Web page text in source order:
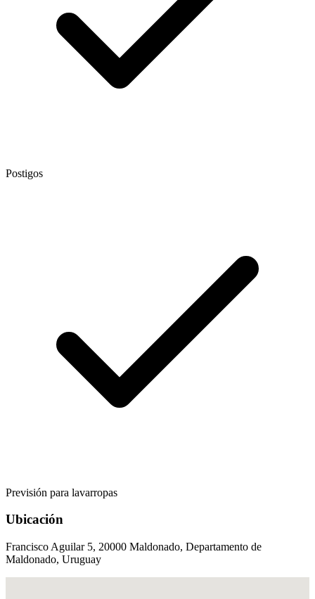
Postigos
Previsión para lavarropas
Ubicación
Francisco Aguilar 5, 20000 Maldonado, Departamento de
Maldonado, Uruguay